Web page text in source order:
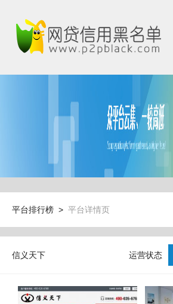
平台排行榜 > 平台详情页
信义天下 运营状态